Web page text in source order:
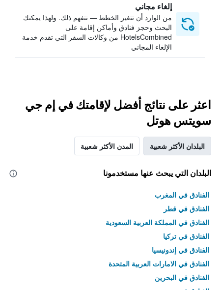
إلغاء مجاني
من الوارد أن تتغير الخطط — نتفهم ذلك. ولهذا يمكنك
البحث وحجز فنادق وأماكن إقامة على
HotelsCombined من وكالات السفر التي تقدم خدمة
الإلغاء المجاني
اعثر على نتائج أفضل لإقامتك في إم جي
سويتس هوتل
البلدان الأكثر شعبية المدن الأكثر شعبية
البلدان التي يبحث عنها مستخدمونا
الفنادق في المغرب
الفنادق في قطر
الفنادق في المملكة العربية السعودية
الفنادق في تركيا
الفنادق في إندونيسيا
الفنادق في الامارات العربية المتحدة
الفنادق في البحرين